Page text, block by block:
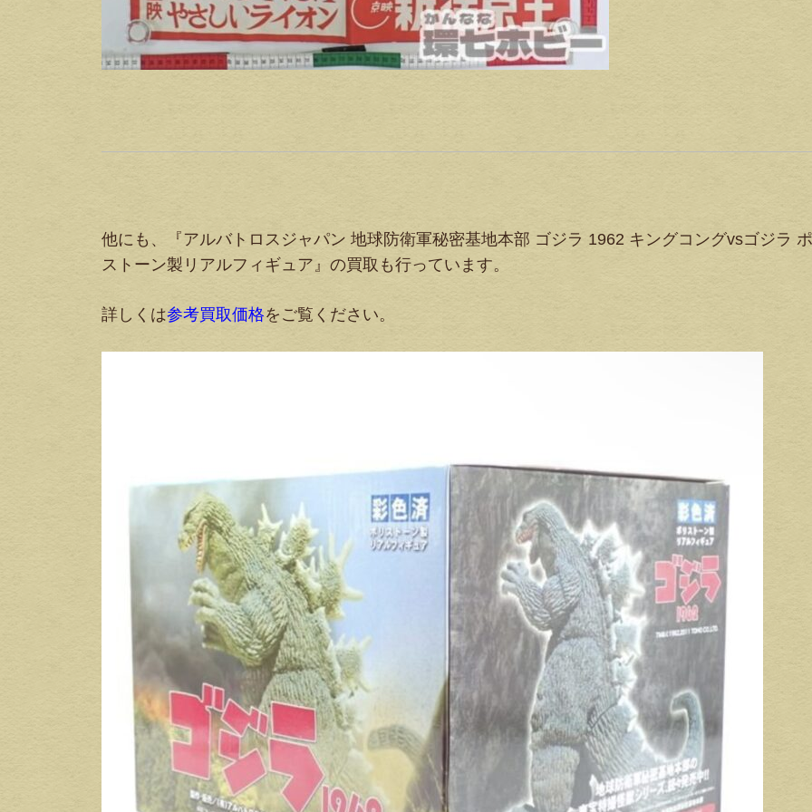
他にも、『アルバトロスジャパン 地球防衛軍秘密基地本部 ゴジラ 1962 キングコングvsゴジラ
ストーン製リアルフィギュア』の買取も行っています。
詳しくは参考買取価格をご覧ください。